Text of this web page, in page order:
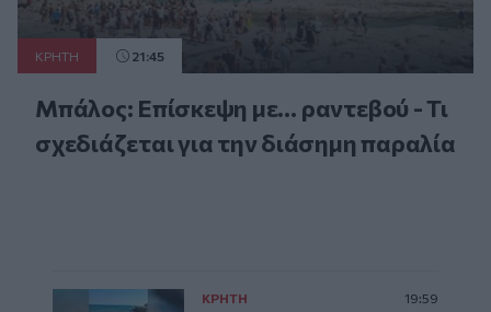
ΚΡΗΤΗ 21:45
Μπάλος: Επίσκεψη με… ραντεβού - Τι
σχεδιάζεται για την διάσημη παραλία
ΚΡΗΤΗ 19:59